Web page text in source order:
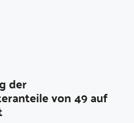
der
von 49 auf